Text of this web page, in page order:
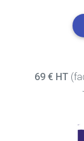
69 € HT